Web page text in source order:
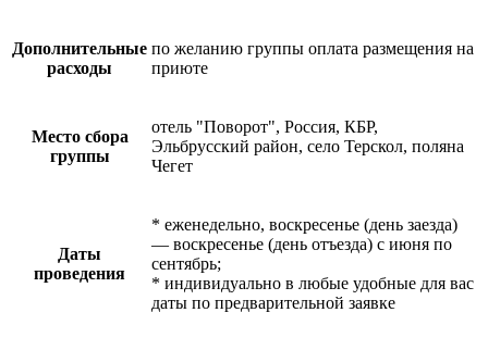
Дополнительные
расходы
по желанию группы оплата размещения на
приюте
Место сбора
группы
отель "Поворот", Россия, КБР,
Эльбрусский район, село Терскол, поляна
Чегет
Даты
проведения
* еженедельно, воскресенье (день заезда)
— воскресенье (день отъезда) с июня по
сентябрь;
* индивидуально в любые удобные для вас
даты по предварительной заявке